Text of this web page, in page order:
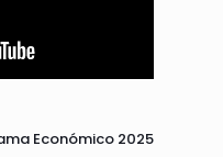
Económico 2025